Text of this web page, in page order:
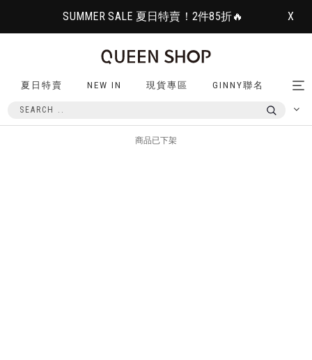
SUMMER SALE 夏日特賣！2件85折🔥 X
夏日特賣 NEW IN 現貨專區 GINNY聯名
商品已下架